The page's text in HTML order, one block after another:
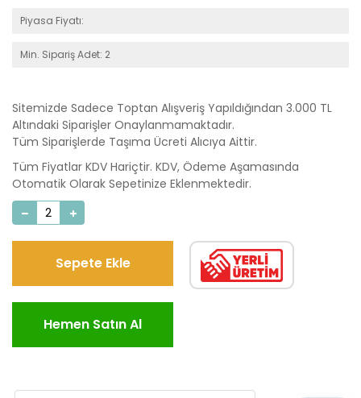
Piyasa Fiyatı:
Min. Sipariş Adet: 2
Sitemizde Sadece Toptan Alışveriş Yapıldığından 3.000 TL
Altındaki Siparişler Onaylanmamaktadır.
Tüm Siparişlerde Taşıma Ücreti Alıcıya Aittir.
Tüm Fiyatlar KDV Hariçtir. KDV, Ödeme Aşamasında
Otomatik Olarak Sepetinize Eklenmektedir.
Sepete Ekle
Hemen Satın Al